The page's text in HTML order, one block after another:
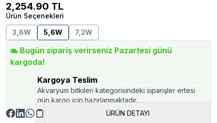
2,254.90 TL
Ürün Seçenekleri
3,6W
5,6W 7,2W
Bugün sipariş verirseniz Pazartesi günü
kargoda!
Kargoya Teslim
Akvaryum bitkileri kategorisindeki siparişler ertesi
gün kargo için hazırlanmaktadır.
ÜRÜN DETAYI